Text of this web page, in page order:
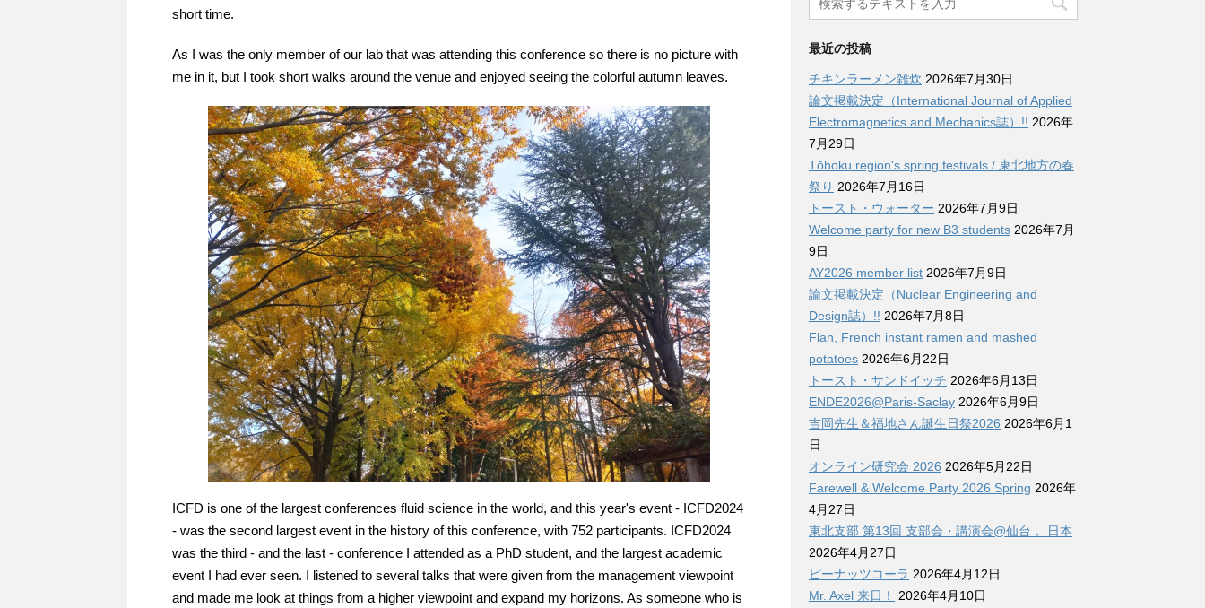
short time.
As I was the only member of our lab that was attending this conference so there is no picture with
me in it, but I took short walks around the venue and enjoyed seeing the colorful autumn leaves.
ICFD is one of the largest conferences fluid science in the world, and this year's event - ICFD2024
- was the second largest event in the history of this conference, with 752 participants. ICFD2024
was the third - and the last - conference I attended as a PhD student, and the largest academic
event I had ever seen. I listened to several talks that were given from the management viewpoint
and made me look at things from a higher viewpoint and expand my horizons. As someone who is
最近の投稿
チキンラーメン雑炊 2026年7月30日
論文掲載決定（International Journal of Applied
Electromagnetics and Mechanics誌）!! 2026年
7月29日
Tōhoku region's spring festivals / 東北地方の春
祭り 2026年7月16日
トースト・ウォーター 2026年7月9日
Welcome party for new B3 students 2026年7月
9日
AY2026 member list 2026年7月9日
論文掲載決定（Nuclear Engineering and
Design誌）!! 2026年7月8日
Flan, French instant ramen and mashed
potatoes 2026年6月22日
トースト・サンドイッチ 2026年6月13日
ENDE2026@Paris-Saclay 2026年6月9日
吉岡先生＆福地さん誕生日祭2026 2026年6月1
日
オンライン研究会 2026 2026年5月22日
Farewell & Welcome Party 2026 Spring 2026年
4月27日
東北支部 第13回 支部会・講演会@仙台， 日本
2026年4月27日
ピーナッツコーラ 2026年4月12日
Mr. Axel 来日！
2026年4月10日